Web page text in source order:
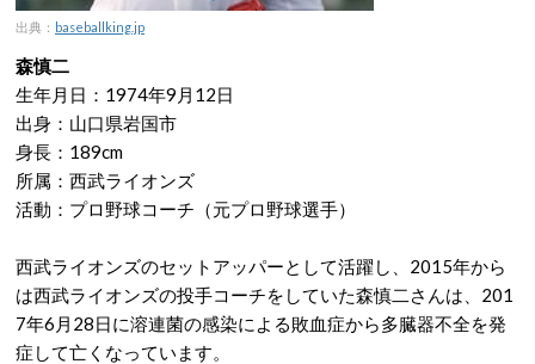
出典： baseballking.jp
森慎二
生年月日：1974年9月12日
出身：山口県岩国市
身長：189cm
所属：西武ライオンズ
活動：プロ野球コーチ（元プロ野球選手）
西武ライオンズのセットアッパーとして活躍し、2015年から
は西武ライオンズの投手コーチをしていた森慎二さんは、201
7年6月28日に溶連菌の感染による敗血症から多臓器不全を発
症して亡くなっています。